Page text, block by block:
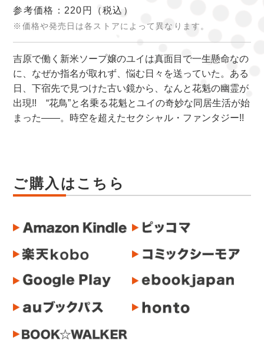
参考価格：220円
（税込）
※価格や発売日は各ストアによって異なります。
吉原で働く新米ソープ嬢のユイは真面目で一生懸命なの
に、なぜか指名が取れず、悩む日々を送っていた。ある
日、下宿先で見つけた古い鏡から、なんと花魁の幽霊が
出現!! “花鳥”と名乗る花魁とユイの奇妙な同居生活が始
まった――。時空を超えたセクシャル・ファンタジー!!
ご購入はこちら